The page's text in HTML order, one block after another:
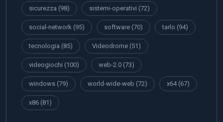
sicurezza (98) sistemi-operativi (72)
social-network (95) software (70) tarlo (94)
tecnologia (85) Videodrome (51)
videogiochi (100) web-2.0 (73)
windows (79) world-wide-web (72) x64(67)
x86 (81)